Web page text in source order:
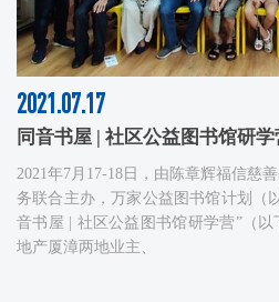
2021.07.17
同音书屋 | 社区公益图书馆研
2021年7月17-18日，由陈章辉福信慈
务联合主办，万家公益图书馆计划（
音书屋 | 社区公益图书馆研学营”（
地产厦漳两地业主、